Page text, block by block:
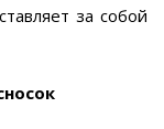
за собой